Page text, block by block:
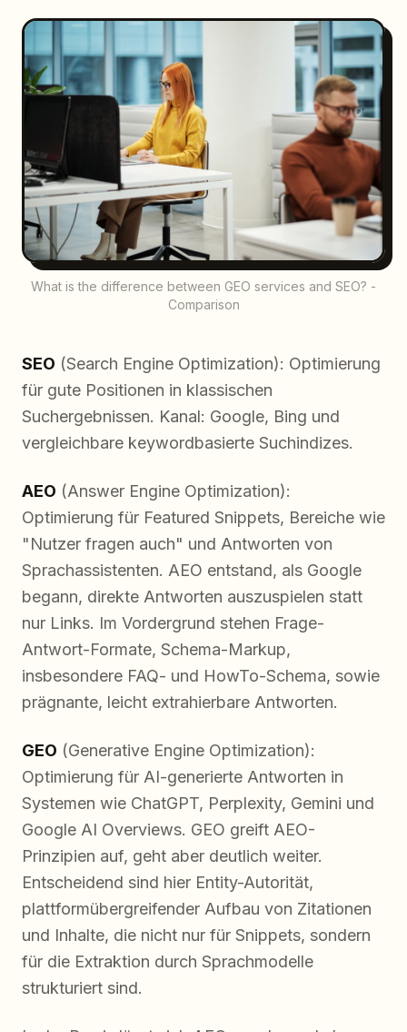
What is the difference between GEO services and SEO? -
Comparison
SEO (Search Engine Optimization): Optimierung
für gute Positionen in klassischen
Suchergebnissen. Kanal: Google, Bing und
vergleichbare keywordbasierte Suchindizes.
AEO (Answer Engine Optimization):
Optimierung für Featured Snippets, Bereiche wie
"Nutzer fragen auch" und Antworten von
Sprachassistenten. AEO entstand, als Google
begann, direkte Antworten auszuspielen statt
nur Links. Im Vordergrund stehen Frage-
Antwort-Formate, Schema-Markup,
insbesondere FAQ- und HowTo-Schema, sowie
prägnante, leicht extrahierbare Antworten.
GEO (Generative Engine Optimization):
Optimierung für AI-generierte Antworten in
Systemen wie ChatGPT, Perplexity, Gemini und
Google AI Overviews. GEO greift AEO-
Prinzipien auf, geht aber deutlich weiter.
Entscheidend sind hier Entity-Autorität,
plattformübergreifender Aufbau von Zitationen
und Inhalte, die nicht nur für Snippets, sondern
für die Extraktion durch Sprachmodelle
strukturiert sind.